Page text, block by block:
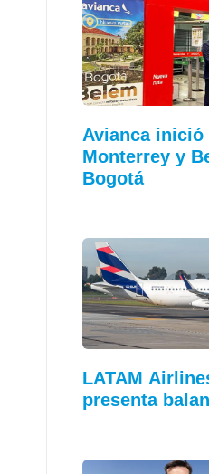
Avianca inició
Monterrey y
Bogotá
LATAM
presenta